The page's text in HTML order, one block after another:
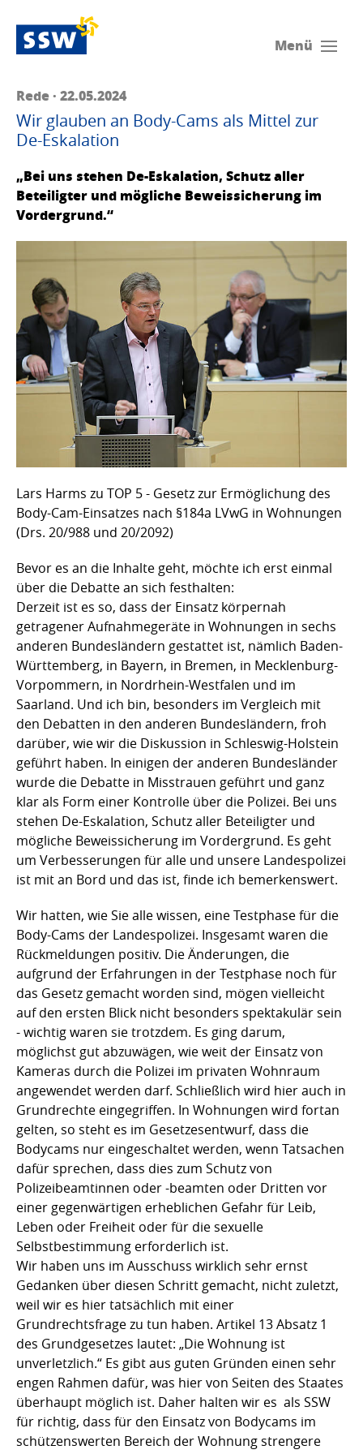
Menü
Rede · 22.05.2024
Wir glauben an Body-Cams als Mittel zur
De-Eskalation
„Bei uns stehen De-Eskalation, Schutz aller
Beteiligter und mögliche Beweissicherung im
Vordergrund.“
Lars Harms zu TOP 5 - Gesetz zur Ermöglichung des
Body-Cam-Einsatzes nach §184a LVwG in Wohnungen
(Drs. 20/988 und 20/2092)
Bevor es an die Inhalte geht, möchte ich erst einmal
über die Debatte an sich festhalten:
Derzeit ist es so, dass der Einsatz körpernah
getragener Aufnahmegeräte in Wohnungen in sechs
anderen Bundesländern gestattet ist, nämlich Baden-
Württemberg, in Bayern, in Bremen, in Mecklenburg-
Vorpommern, in Nordrhein-Westfalen und im
Saarland. Und ich bin, besonders im Vergleich mit
den Debatten in den anderen Bundesländern, froh
darüber, wie wir die Diskussion in Schleswig-Holstein
geführt haben. In einigen der anderen Bundesländer
wurde die Debatte in Misstrauen geführt und ganz
klar als Form einer Kontrolle über die Polizei. Bei uns
stehen De-Eskalation, Schutz aller Beteiligter und
mögliche Beweissicherung im Vordergrund. Es geht
um Verbesserungen für alle und unsere Landespolizei
ist mit an Bord und das ist, finde ich bemerkenswert.
Wir hatten, wie Sie alle wissen, eine Testphase für die
Body-Cams der Landespolizei. Insgesamt waren die
Rückmeldungen positiv. Die Änderungen, die
aufgrund der Erfahrungen in der Testphase noch für
das Gesetz gemacht worden sind, mögen vielleicht
auf den ersten Blick nicht besonders spektakulär sein
- wichtig waren sie trotzdem. Es ging darum,
möglichst gut abzuwägen, wie weit der Einsatz von
Kameras durch die Polizei im privaten Wohnraum
angewendet werden darf. Schließlich wird hier auch in
Grundrechte eingegriffen. In Wohnungen wird fortan
gelten, so steht es im Gesetzesentwurf, dass die
Bodycams nur eingeschaltet werden, wenn Tatsachen
dafür sprechen, dass dies zum Schutz von
Polizeibeamtinnen oder -beamten oder Dritten vor
einer gegenwärtigen erheblichen Gefahr für Leib,
Leben oder Freiheit oder für die sexuelle
Selbstbestimmung erforderlich ist.
Wir haben uns im Ausschuss wirklich sehr ernst
Gedanken über diesen Schritt gemacht, nicht zuletzt,
weil wir es hier tatsächlich mit einer
Grundrechtsfrage zu tun haben. Artikel 13 Absatz 1
des Grundgesetzes lautet: „Die Wohnung ist
unverletzlich.“ Es gibt aus guten Gründen einen sehr
engen Rahmen dafür, was hier von Seiten des Staates
überhaupt möglich ist. Daher halten wir es als SSW
für richtig, dass für den Einsatz von Bodycams im
schützenswerten Bereich der Wohnung strengere